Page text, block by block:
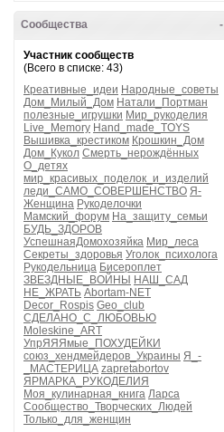
-
Сообщества
Участник сообществ
(Всего в списке: 43)
Креативные_идеи Народные_советы
Дом_Милый_Дом Натали_Портман
полезные_игрушки Мир_рукоделия
Live_Memory Hand_made_TOYS
Вышивка_крестиком Крошкин_Дом
Дом_Кукол Смерть_нерождённых
О_детях
мир_красивых_поделок_и_изделий
леди_САМО_СОВЕРШЕНСТВО Я-
Женщина Рукоделочки
Мамский_форум На_защиту_семьи
БУДЬ_ЗДОРОВ
УспешнаяДомохозяйка Мир_леса
Секреты_здоровья Уголок_психолога
Рукодельница Бисероплет
ЗВЕЗДНЫЕ_ВОЙНЫ НАШ_САД
НЕ_ЖРАТЬ Abortam-NET
Decor_Rospis Geo_club
СДЕЛАНО_С_ЛЮБОВЬЮ
Moleskine_ART
УпрЯЯЯмые_ПОХУДЕЙКИ
союз_хендмейдеров_Украины Я_-
_МАСТЕРИЦА zapretabortov
ЯРМАРКА_РУКОДЕЛИЯ
Моя_кулинарная_книга Ларса
Сообщество_Творческих_Людей
Только_для_женщин